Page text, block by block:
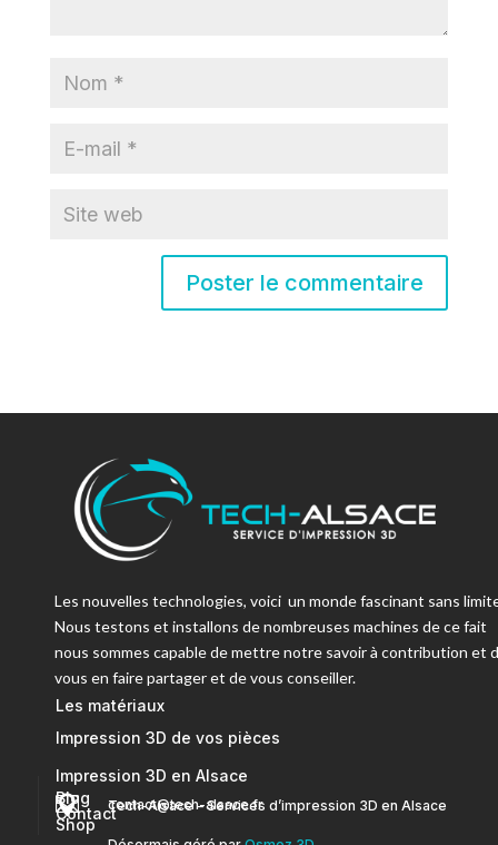
Les nouvelles technologies, voici un monde fascinant sans
Nous testons et installons de nombreuses machines de ce fait
nous sommes capable de mettre notre savoir à contribution et
vous en faire partager et de vous conseiller.
Les matériaux
Impression 3D de vos pièces
Impression 3D en Alsace
Contact
Blog
Shop
 contact@tech-alsace.fr
 Tech-Alsace – Services d’impression 3D en Alsace